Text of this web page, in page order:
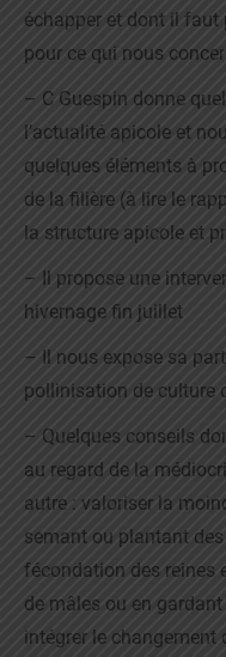
échapper et dont il faut
pour ce qui nous
– C Guespin donne
l’actualité apicole et
quelques éléments à
de la filière (à lire le
la structure apicole et
– Il propose une
hivernage fin juillet
– Il nous expose sa
pollinisation de culture
– Quelques conseils
au regard de la
autre : valoriser la
semant ou plantant
fécondation des reines
de mâles ou en
intégrer le